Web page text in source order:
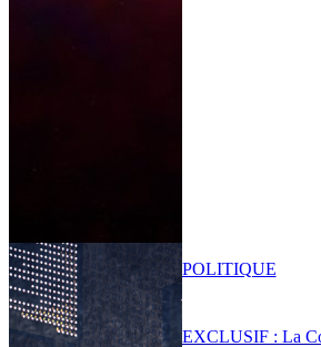
EXCLUSIF : La
POLITIQUE